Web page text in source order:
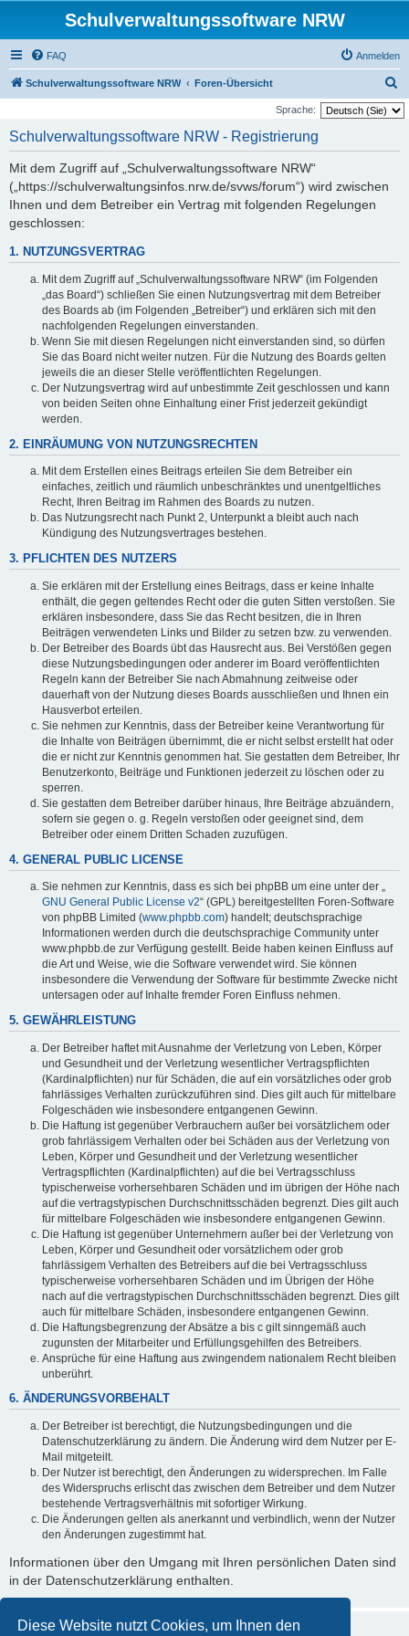
Diese Website nutzt Cookies, um Ihnen den
Schulverwaltungssoftware NRW
FAQ Anmelden
Schulverwaltungssoftware NRW Foren-Übersicht
u
Sprache:
Schulverwaltungssoftware NRW - Registrierung
Mit dem Zugriff auf „Schulverwaltungssoftware NRW“
(„https://schulverwaltungsinfos.nrw.de/svws/forum“) wird zwischen
Ihnen und dem Betreiber ein Vertrag mit folgenden Regelungen
geschlossen:
1. NUTZUNGSVERTRAG
Mit dem Zugriff auf „Schulverwaltungssoftware NRW“ (im Folgenden
„das Board“) schließen Sie einen Nutzungsvertrag mit dem Betreiber
des Boards ab (im Folgenden „Betreiber“) und erklären sich mit den
nachfolgenden Regelungen einverstanden.
Wenn Sie mit diesen Regelungen nicht einverstanden sind, so dürfen
Sie das Board nicht weiter nutzen. Für die Nutzung des Boards gelten
jeweils die an dieser Stelle veröffentlichten Regelungen.
Der Nutzungsvertrag wird auf unbestimmte Zeit geschlossen und kann
von beiden Seiten ohne Einhaltung einer Frist jederzeit gekündigt
werden.
2. EINRÄUMUNG VON NUTZUNGSRECHTEN
Mit dem Erstellen eines Beitrags erteilen Sie dem Betreiber ein
einfaches, zeitlich und räumlich unbeschränktes und unentgeltliches
Recht, Ihren Beitrag im Rahmen des Boards zu nutzen.
Das Nutzungsrecht nach Punkt 2, Unterpunkt a bleibt auch nach
Kündigung des Nutzungsvertrages bestehen.
3. PFLICHTEN DES NUTZERS
Sie erklären mit der Erstellung eines Beitrags, dass er keine Inhalte
enthält, die gegen geltendes Recht oder die guten Sitten verstoßen. Sie
erklären insbesondere, dass Sie das Recht besitzen, die in Ihren
Beiträgen verwendeten Links und Bilder zu setzen bzw. zu verwenden.
Der Betreiber des Boards übt das Hausrecht aus. Bei Verstößen gegen
diese Nutzungsbedingungen oder anderer im Board veröffentlichten
Regeln kann der Betreiber Sie nach Abmahnung zeitweise oder
dauerhaft von der Nutzung dieses Boards ausschließen und Ihnen ein
Hausverbot erteilen.
Sie nehmen zur Kenntnis, dass der Betreiber keine Verantwortung für
die Inhalte von Beiträgen übernimmt, die er nicht selbst erstellt hat oder
die er nicht zur Kenntnis genommen hat. Sie gestatten dem Betreiber, Ihr
Benutzerkonto, Beiträge und Funktionen jederzeit zu löschen oder zu
sperren.
Sie gestatten dem Betreiber darüber hinaus, Ihre Beiträge abzuändern,
sofern sie gegen o. g. Regeln verstoßen oder geeignet sind, dem
Betreiber oder einem Dritten Schaden zuzufügen.
4. GENERAL PUBLIC LICENSE
Sie nehmen zur Kenntnis, dass es sich bei phpBB um eine unter der „
GNU General Public License v2“ (GPL) bereitgestellten Foren-Software
von phpBB Limited (www.phpbb.com) handelt; deutschsprachige
Informationen werden durch die deutschsprachige Community unter
www.phpbb.de zur Verfügung gestellt. Beide haben keinen Einfluss auf
die Art und Weise, wie die Software verwendet wird. Sie können
insbesondere die Verwendung der Software für bestimmte Zwecke nicht
untersagen oder auf Inhalte fremder Foren Einfluss nehmen.
5. GEWÄHRLEISTUNG
Der Betreiber haftet mit Ausnahme der Verletzung von Leben, Körper
und Gesundheit und der Verletzung wesentlicher Vertragspflichten
(Kardinalpflichten) nur für Schäden, die auf ein vorsätzliches oder grob
fahrlässiges Verhalten zurückzuführen sind. Dies gilt auch für mittelbare
Folgeschäden wie insbesondere entgangenen Gewinn.
Die Haftung ist gegenüber Verbrauchern außer bei vorsätzlichem oder
grob fahrlässigem Verhalten oder bei Schäden aus der Verletzung von
Leben, Körper und Gesundheit und der Verletzung wesentlicher
Vertragspflichten (Kardinalpflichten) auf die bei Vertragsschluss
typischerweise vorhersehbaren Schäden und im übrigen der Höhe nach
auf die vertragstypischen Durchschnittsschäden begrenzt. Dies gilt auch
für mittelbare Folgeschäden wie insbesondere entgangenen Gewinn.
Die Haftung ist gegenüber Unternehmern außer bei der Verletzung von
Leben, Körper und Gesundheit oder vorsätzlichem oder grob
fahrlässigem Verhalten des Betreibers auf die bei Vertragsschluss
typischerweise vorhersehbaren Schäden und im Übrigen der Höhe
nach auf die vertragstypischen Durchschnittsschäden begrenzt. Dies gilt
auch für mittelbare Schäden, insbesondere entgangenen Gewinn.
Die Haftungsbegrenzung der Absätze a bis c gilt sinngemäß auch
zugunsten der Mitarbeiter und Erfüllungsgehilfen des Betreibers.
Ansprüche für eine Haftung aus zwingendem nationalem Recht bleiben
unberührt.
6. ÄNDERUNGSVORBEHALT
Der Betreiber ist berechtigt, die Nutzungsbedingungen und die
Datenschutzerklärung zu ändern. Die Änderung wird dem Nutzer per E-
Mail mitgeteilt.
Der Nutzer ist berechtigt, den Änderungen zu widersprechen. Im Falle
des Widerspruchs erlischt das zwischen dem Betreiber und dem Nutzer
bestehende Vertragsverhältnis mit sofortiger Wirkung.
Die Änderungen gelten als anerkannt und verbindlich, wenn der Nutzer
den Änderungen zugestimmt hat.
Informationen über den Umgang mit Ihren persönlichen Daten sind
in der Datenschutzerklärung enthalten.